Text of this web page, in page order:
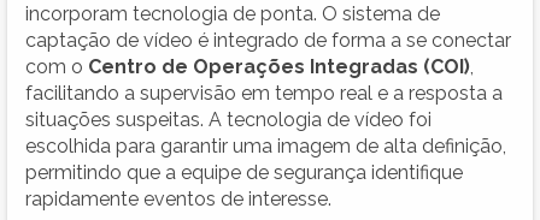
incorporam tecnologia de ponta. O sistema de
captação de vídeo é integrado de forma a se conectar
com o Centro de Operações Integradas (COI)
facilitando a supervisão em tempo real e a resposta a
situações suspeitas. A tecnologia de vídeo foi
escolhida para garantir uma imagem de alta definição,
permitindo que a equipe de segurança identifique
rapidamente eventos de interesse.